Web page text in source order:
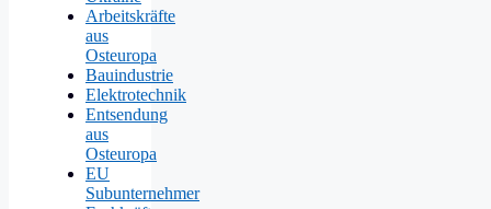
Arbeitskräfte
aus
Osteuropa
Bauindustrie
Elektrotechnik
Entsendung
aus
Osteuropa
EU
Subunternehmer